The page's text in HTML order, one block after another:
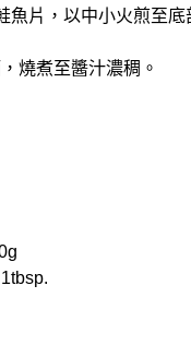
魚片，以中小火煎至底
燒煮至醬汁濃稠。